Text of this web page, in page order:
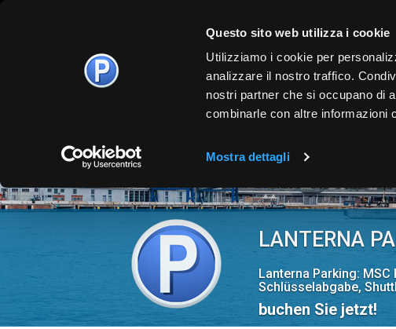
Questo sito web utilizza i cookie
Utilizziamo i cookie per
analizzare il nostro traffico.
nostri partner che si occupano di
combinarle con altre informazioni
Mostra dettagli
LANTERNA
Lanterna Parking:
Schlüsselabgabe,
buchen Sie jetzt!